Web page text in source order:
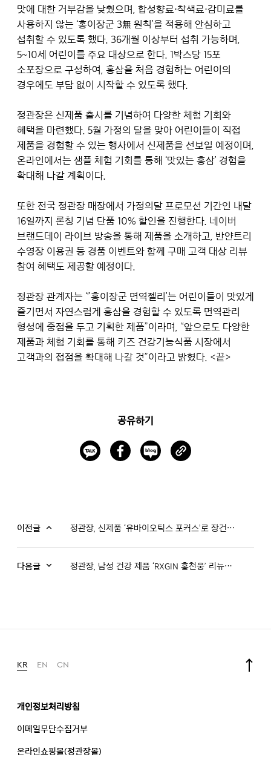
맛에 대한 거부감을 낮췄으며, 합성향료·착색료·감미료를
사용하지 않는 ‘홍이장군 3無 원칙’을 적용해 안심하고
섭취할 수 있도록 했다. 36개월 이상부터 섭취 가능하며,
5~10세 어린이를 주요 대상으로 한다. 1박스당 15포
소포장으로 구성하여, 홍삼을 처음 경험하는 어린이의
경우에도 부담 없이 시작할 수 있도록 했다.
정관장은 신제품 출시를 기념하여 다양한 체험 기회와
혜택을 마련했다. 5월 가정의 달을 맞아 어린이들이 직접
제품을 경험할 수 있는 행사에서 신제품을 선보일 예정이며,
온라인에서는 샘플 체험 기회를 통해 ‘맛있는 홍삼’ 경험을
확대해 나갈 계획이다.
또한 전국 정관장 매장에서 가정의달 프로모션 기간인 내달
16일까지 론칭 기념 단품 10% 할인을 진행한다. 네이버
브랜드데이 라이브 방송을 통해 제품을 소개하고, 반얀트리
수영장 이용권 등 경품 이벤트와 함께 구매 고객 대상 리뷰
참여 혜택도 제공할 예정이다.
정관장 관계자는 “’홍이장군 면역젤리’는 어린이들이 맛있게
즐기면서 자연스럽게 홍삼을 경험할 수 있도록 면역관리
형성에 중점을 두고 기획한 제품”이라며, “앞으로도 다양한
제품과 체험 기회를 통해 키즈 건강기능식품 시장에서
고객과의 접점을 확대해 나갈 것”이라고 밝혔다. <끝>
공유하기
이전글 정관장, 신제품 ‘유바이오틱스 포커스’로 장건강 균형 관리
다음글 정관장, 남성 건강 제품 ‘RXGIN 홍천웅’ 리뉴얼 출시
KR EN CN
개인정보처리방침
이메일무단수집거부
온라인쇼핑몰(정관장몰)